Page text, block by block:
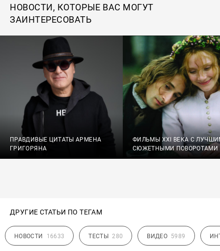
НОВОСТИ, КОТОРЫЕ ВАС МОГУТ
ЗАИНТЕРЕСОВАТЬ
ПРАВДИВЫЕ ЦИТАТЫ АРМЕНА
ГРИГОРЯНА
ФИЛЬМЫ XXI ВЕКА С
СЮЖЕТНЫМИ ПОВОРОТАМИ
ДРУГИЕ СТАТЬИ ПО ТЕГАМ
НОВОСТИ 16633 ТЕСТЫ 280 ВИДЕО 5989